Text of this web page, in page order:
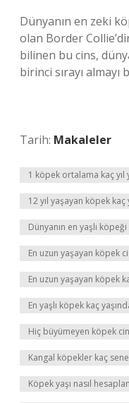
Dünyanın en zeki
olan Border
bilinen bu cins,
birinci sırayı almayı
Tarih: Makaleler
1 köpek ortalama kaç yıl
12 yıl yaşayan köpek kaç
Dünyanın en yaşlı
En uzun yaşayan köpek
En uzun yaşayan köpek
En yaşlı köpek kaç
Hiç büyümeyen köpek
Kangal köpekler kaç
Köpek yaşı nasıl